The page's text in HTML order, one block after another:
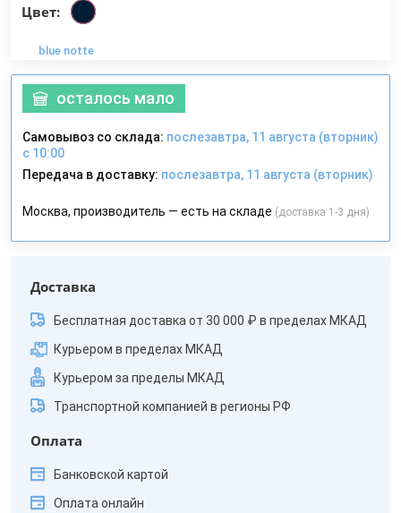
Цвет:
blue notte
осталось мало
Самовывоз со склада: послезавтра, 11 августа (вторник)
с 10:00
Передача в доставку: послезавтра, 11 августа (вторник)
Москва, производитель — есть на складе (доставка 1-3 дня)
Доставка
Бесплатная доставка от 30 000 ₽ в пределах МКАД
Курьером в пределах МКАД
Курьером за пределы МКАД
Транспортной компанией в регионы РФ
Оплата
Банковской картой
Оплата онлайн